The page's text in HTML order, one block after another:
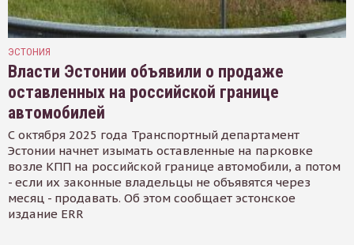
ЭСТОНИЯ
Власти Эстонии объявили о продаже
оставленных на российской границе
автомобилей
С октября 2025 года Транспортный департамент
Эстонии начнет изымать оставленные на парковке
возле КПП на российской границе автомобили, а потом
- если их законные владельцы не объявятся через
месяц - продавать. Об этом сообщает эстонское
издание ERR